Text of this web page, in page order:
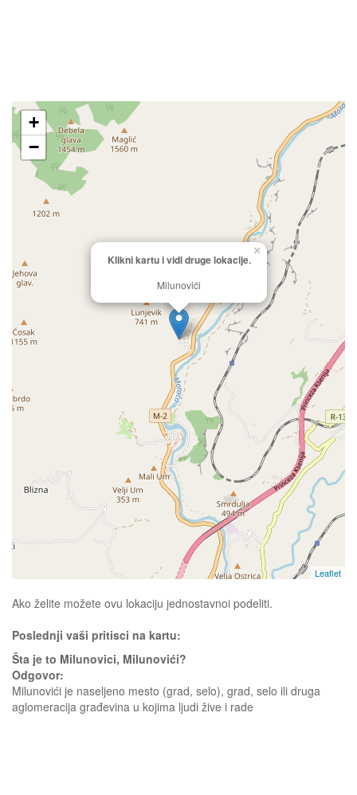
Klikni kartu i vidi druge lokacije.
Milunovići
×
+
−
Leaflet
Ako želite možete ovu lokaciju jednostavnoi podeliti.
Poslednji vaši pritisci na kartu:
Šta je to Milunovici, Milunovići?
Odgovor:
Milunovići je naseljeno mesto (grad, selo), grad, selo ili druga
aglomeracija građevina u kojima ljudi žive i rade